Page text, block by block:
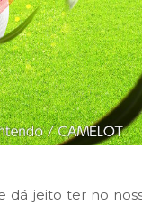
dá jeito ter no